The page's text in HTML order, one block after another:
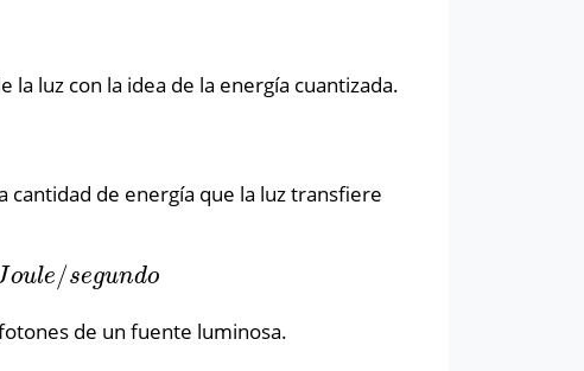
luz con la idea de la energía cuantizada.
de energía que la luz transfiere
oule/segundo
/segundo
de un fuente luminosa.